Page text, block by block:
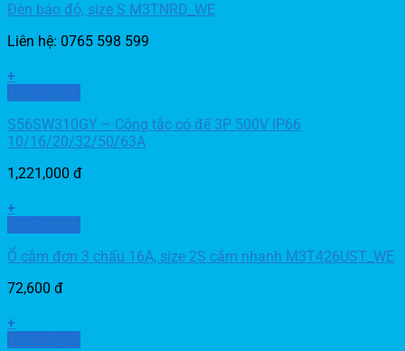
Đèn báo đỏ, size S M3TNRD_WE
Liên hệ: 0765 598 599
+
S56SW310GY – Công tắc có đế 3P 500V IP66
10/16/20/32/50/63A
1,221,000 đ
+
Ổ cắm đơn 3 chấu 16A, size 2S cắm nhanh M3T426UST_WE
72,600 đ
+